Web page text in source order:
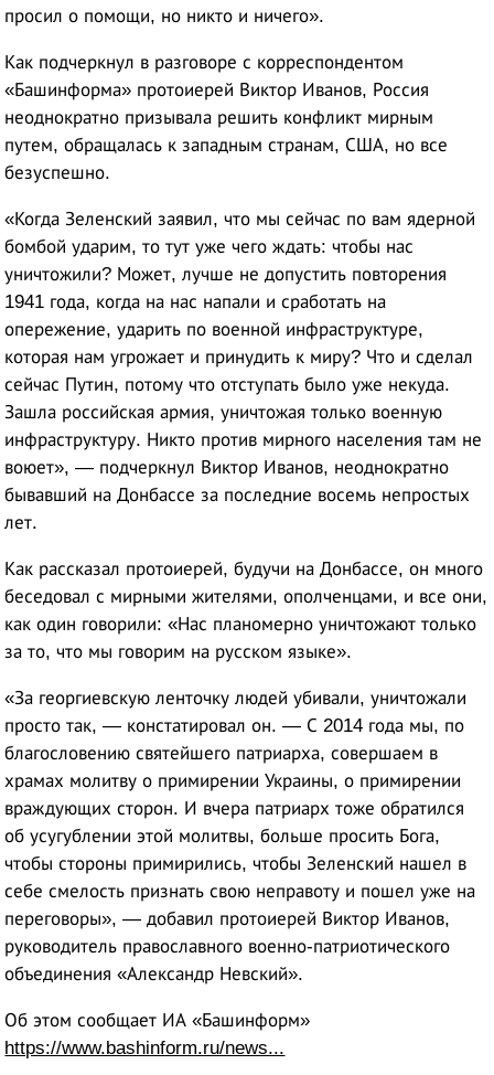
просил о помощи, но никто и ничего».
Как подчеркнул в разговоре с корреспондентом
«Башинформа» протоиерей Виктор Иванов, Россия
неоднократно призывала решить конфликт мирным
путем, обращалась к западным странам, США, но все
безуспешно.
«Когда Зеленский заявил, что мы сейчас по вам ядерной
бомбой ударим, то тут уже чего ждать: чтобы нас
уничтожили? Может, лучше не допустить повторения
1941 года, когда на нас напали и сработать на
опережение, ударить по военной инфраструктуре,
которая нам угрожает и принудить к миру? Что и сделал
сейчас Путин, потому что отступать было уже некуда.
Зашла российская армия, уничтожая только военную
инфраструктуру. Никто против мирного населения там не
воюет», — подчеркнул Виктор Иванов, неоднократно
бывавший на Донбассе за последние восемь непростых
лет.
Как рассказал протоиерей, будучи на Донбассе, он много
беседовал с мирными жителями, ополченцами, и все они,
как один говорили: «Нас планомерно уничтожают только
за то, что мы говорим на русском языке».
«За георгиевскую ленточку людей убивали, уничтожали
просто так, — констатировал он. — С 2014 года мы, по
благословению святейшего патриарха, совершаем в
храмах молитву о примирении Украины, о примирении
враждующих сторон. И вчера патриарх тоже обратился
об усугублении этой молитвы, больше просить Бога,
чтобы стороны примирились, чтобы Зеленский нашел в
себе смелость признать свою неправоту и пошел уже на
переговоры», — добавил протоиерей Виктор Иванов,
руководитель православного военно-патриотического
объединения «Александр Невский».
Об этом сообщает ИА «Башинформ»
https://www.bashinform.ru/news...